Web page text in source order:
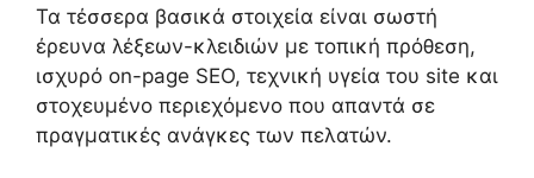
Τα τέσσερα βασικά στοιχεία είναι σωστή
έρευνα λέξεων-κλειδιών με τοπική πρόθεση,
ισχυρό on-page SEO, τεχνική υγεία του site και
στοχευμένο περιεχόμενο που απαντά σε
πραγματικές ανάγκες των πελατών.